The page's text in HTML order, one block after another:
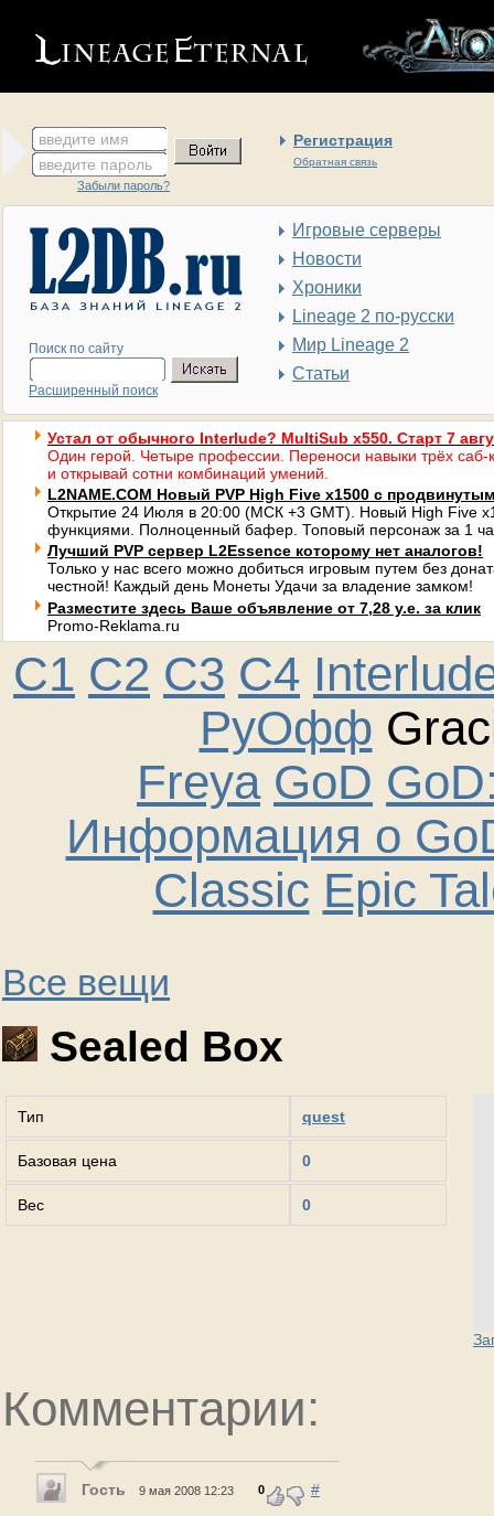
введите имя Регистрация
Обратная связь
введите пароль
Забыли пароль?
Поиск по сайту
Расширенный поиск
Игровые серверы
Новости
Хроники
Lineage 2 по-русски
Мир Lineage 2
Статьи
Устал от обычного Interlude? MultiSub x550. Старт 7
Один герой. Четыре профессии. Переноси навыки трёх саб-
и открывай сотни комбинаций умений.
L2NAME.COM Новый PVP High Five x1500 с
Открытие 24 Июля в 20:00 (МСК +3 GMT). Новый High Five
функциями. Полноценный бафер. Топовый персонаж за 1
Лучший PVP сервер L2Essence которому нет аналогов!
Только у нас всего можно добиться игровым путем без
честной! Каждый день Монеты Удачи за владение замком!
Разместите здесь Ваше объявление от 7,28 у.е. за клик
Promo-Reklama.ru
C1 C2 C3 C4
РуОфф
Freya GoD
Информация о
Classic Epic
Все вещи
Sealed Box
Тип quest
Базовая цена 0
Вес 0
Комментарии:
Гость 9 мая 2008 12:23 0 #